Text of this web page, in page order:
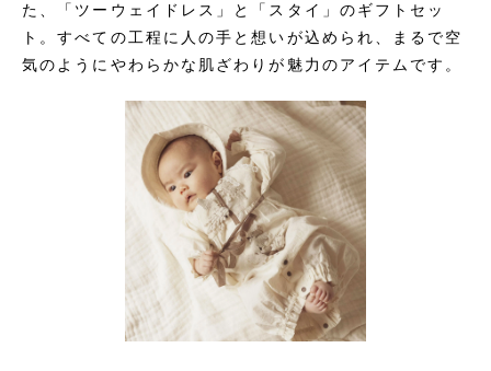
た、「ツーウェイドレス」と「スタイ」のギフトセッ
ト。すべての工程に人の手と想いが込められ、まるで空
気のようにやわらかな肌ざわりが魅力のアイテムです。